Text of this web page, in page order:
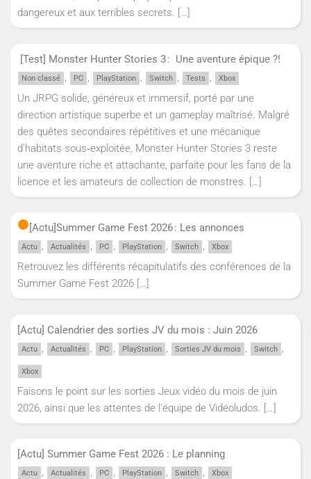
dangereux et aux terribles secrets. […]
[Test] Monster Hunter Stories 3 : Une aventure épique ?!
Non classé , PC , PlayStation , Switch , Tests , Xbox
Un JRPG solide, généreux et immersif, porté par une
direction artistique superbe et un gameplay maîtrisé. Malgré
des quêtes secondaires répétitives et une mécanique
d’habitats sous‑exploitée, Monster Hunter Stories 3 reste
une aventure riche et attachante, parfaite pour les fans de la
licence et les amateurs de collection de monstres. […]
[Actu]Summer Game Fest 2026 : Les annonces
Actu , Actualités , PC , PlayStation , Switch , Xbox
Retrouvez les différents récapitulatifs des conférences de la
Summer Game Fest 2026 […]
[Actu] Calendrier des sorties JV du mois : Juin 2026
Actu , Actualités , PC , PlayStation , Sorties JV du mois , Switch ,
Xbox
Faisons le point sur les sorties Jeux vidéo du mois de juin
2026, ainsi que les attentes de l'équipe de Vidéoludos. […]
[Actu] Summer Game Fest 2026 : Le planning
Actu , Actualités , PC , PlayStation , Switch , Xbox